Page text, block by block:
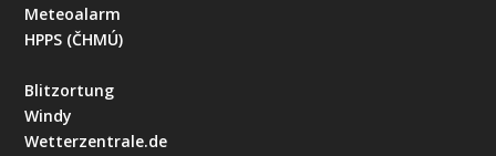
Meteoalarm
HPPS (ČHMÚ)
Blitzortung
Windy
Wetterzentrale.de